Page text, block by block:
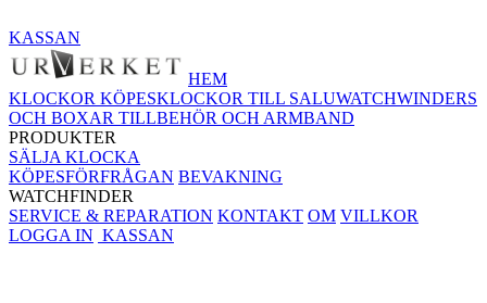
KASSAN
HEM
KLOCKOR KÖPESKLOCKOR TILL SALUWATCHWINDERS
OCH BOXAR TILLBEHÖR OCH ARMBAND
PRODUKTER
SÄLJA KLOCKA
KÖPESFÖRFRÅGAN BEVAKNING
WATCHFINDER
SERVICE & REPARATION KONTAKT OM VILLKOR
LOGGA IN KASSAN